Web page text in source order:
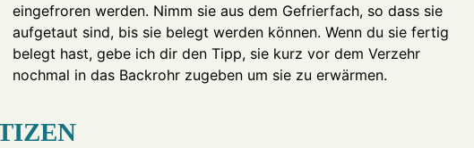
eingefroren werden. Nimm sie aus dem Gefrierfach, so dass sie
aufgetaut sind, bis sie belegt werden können. Wenn du sie fertig
belegt hast, gebe ich dir den Tipp, sie kurz vor dem Verzehr
nochmal in das Backrohr zugeben um sie zu erwärmen.